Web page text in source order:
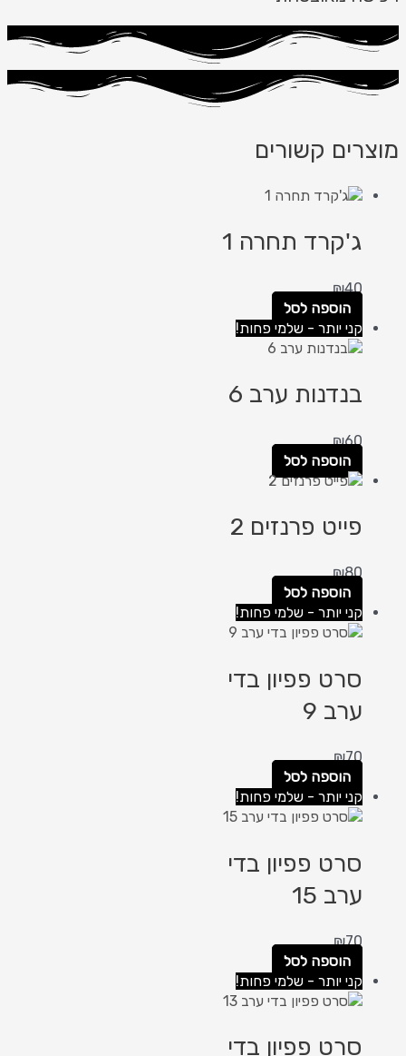
מוצרים קשורים
ג'קרד תחרה 1
₪40
הוספה לסל
קני יותר - שלמי פחות!
בנדנות ערב 6
₪60
הוספה לסל
פייט פרנזים 2
₪80
הוספה לסל
קני יותר - שלמי פחות!
סרט פפיון בדי
ערב 9
₪70
הוספה לסל
קני יותר - שלמי פחות!
סרט פפיון בדי
ערב 15
₪70
הוספה לסל
קני יותר - שלמי פחות!
סרט פפיון בדי